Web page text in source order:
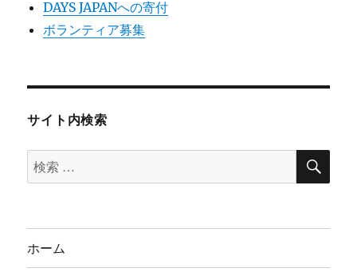
DAYS JAPANへの寄付
ボランティア募集
サイト内検索
検
索
象:
検
ホーム